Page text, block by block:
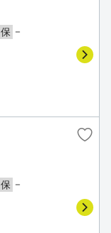
保 －
保 －